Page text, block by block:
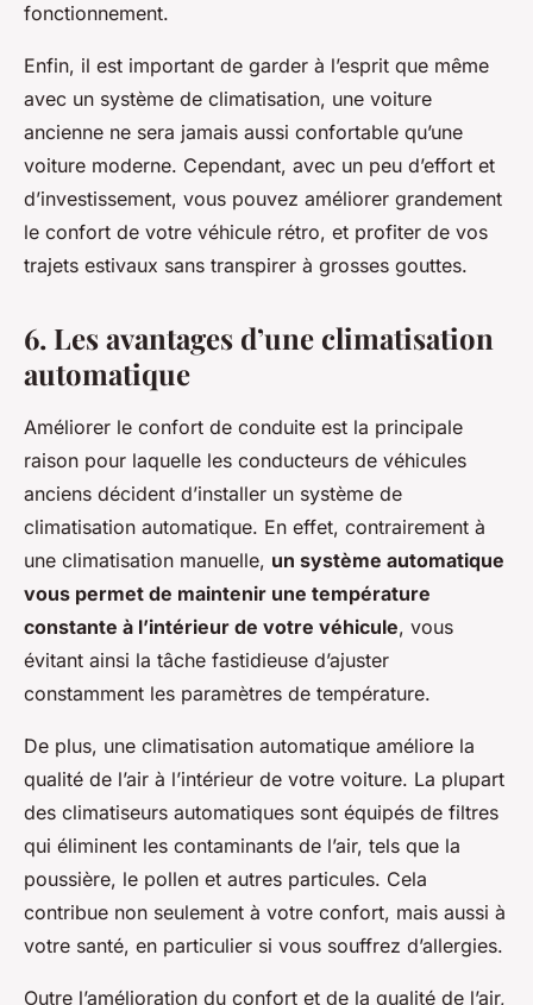
fonctionnement.
Enfin, il est important de garder à l’esprit que même
avec un système de climatisation, une voiture
ancienne ne sera jamais aussi confortable qu’une
voiture moderne. Cependant, avec un peu d’effort et
d’investissement, vous pouvez améliorer grandement
le confort de votre véhicule rétro, et profiter de vos
trajets estivaux sans transpirer à grosses gouttes.
6. Les avantages d’une climatisation
automatique
Améliorer le confort de conduite est la principale
raison pour laquelle les conducteurs de véhicules
anciens décident d’installer un système de
climatisation automatique. En effet, contrairement à
une climatisation manuelle, un système automatique
vous permet de maintenir une température
constante à l’intérieur de votre véhicule, vous
évitant ainsi la tâche fastidieuse d’ajuster
constamment les paramètres de température.
De plus, une climatisation automatique améliore la
qualité de l’air à l’intérieur de votre voiture. La plupart
des climatiseurs automatiques sont équipés de filtres
qui éliminent les contaminants de l’air, tels que la
poussière, le pollen et autres particules. Cela
contribue non seulement à votre confort, mais aussi à
votre santé, en particulier si vous souffrez d’allergies.
Outre l’amélioration du confort et de la qualité de l’air,